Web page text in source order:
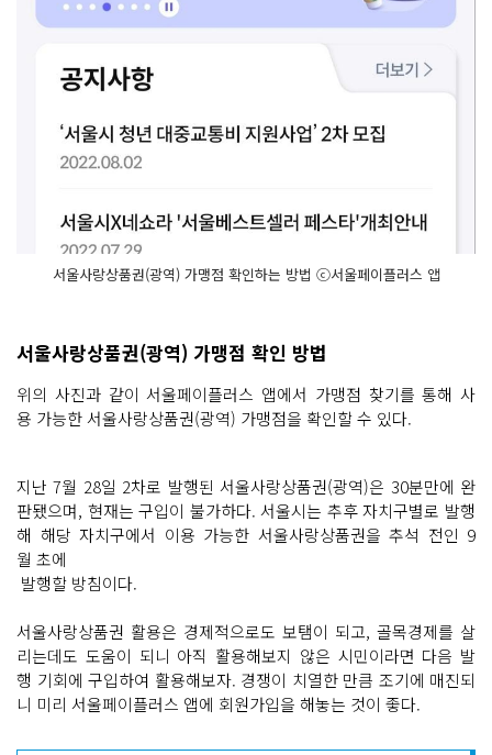
서울사랑상품권(광역) 가맹점 확인하는 방법 ⓒ서울페이플러스 앱
서울사랑상품권(광역) 가맹점 확인 방법
위의 사진과 같이 서울페이플러스 앱에서 가맹점 찾기를 통해 사
용 가능한 서울사랑상품권(광역) 가맹점을 확인할 수 있다.
지난 7월 28일 2차로 발행된 서울사랑상품권(광역)은 30분만에 완
판됐으며, 현재는 구입이 불가하다. 서울시는 추후 자치구별로 발행
해 해당 자치구에서 이용 가능한 서울사랑상품권을 추석 전인 9
월 초에
발행할 방침이다.
서울사랑상품권 활용은 경제적으로도 보탬이 되고, 골목경제를 살
리는데도 도움이 되니 아직 활용해보지 않은 시민이라면 다음 발
행 기회에 구입하여 활용해보자. 경쟁이 치열한 만큼 조기에 매진되
니 미리 서울페이플러스 앱에 회원가입을 해놓는 것이 좋다.